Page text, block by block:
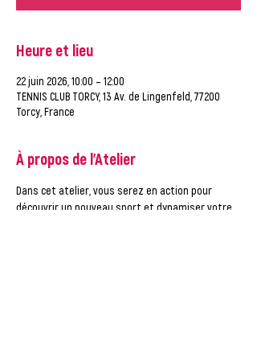
Heure et lieu
22 juin 2026, 10:00 – 12:00
TENNIS CLUB TORCY, 13 Av. de Lingenfeld, 77200
Torcy, France
À propos de l'Atelier
Dans cet atelier, vous serez en action pour
découvrir un nouveau sport et dynamiser votre